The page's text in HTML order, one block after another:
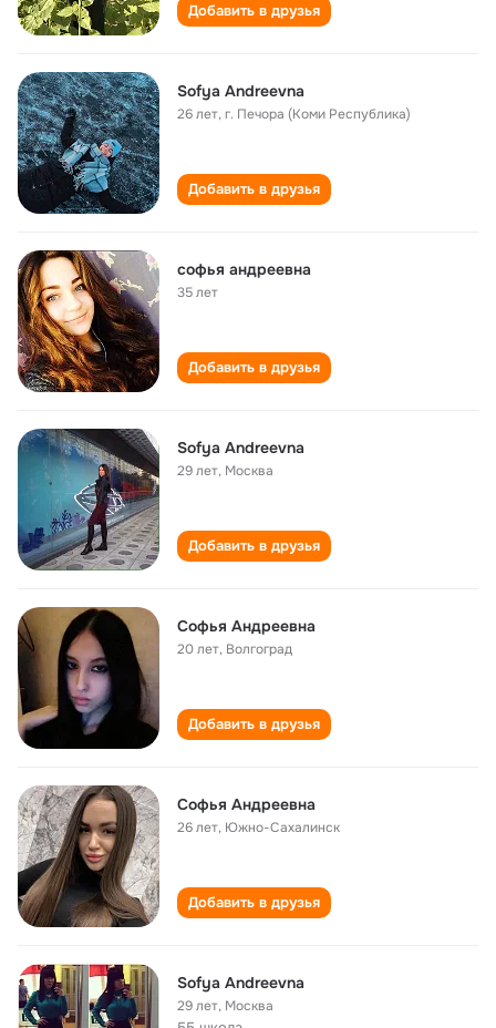
Добавить в друзья
Sofya Andreevna
26 лет,г. Печора (Коми Республика)
Добавить в друзья
софья андреевна
35 лет
Добавить в друзья
Sofya Andreevna
29 лет, Москва
Добавить в друзья
Софья Андреевна
20 лет, Волгоград
Добавить в друзья
Софья Андреевна
26 лет, Южно-Сахалинск
Добавить в друзья
Sofya Andreevna
29 лет, Москва